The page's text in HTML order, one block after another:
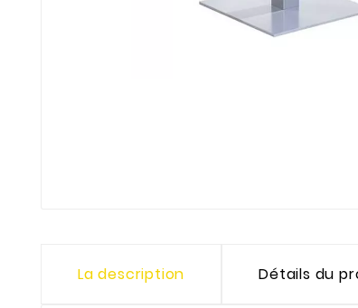
La description Détails du